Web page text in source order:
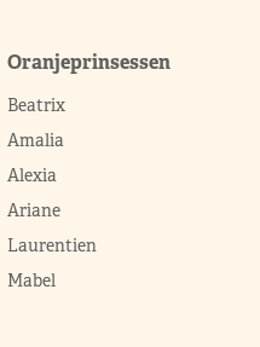
Oranjeprinsessen
Beatrix
Amalia
Alexia
Ariane
Laurentien
Mabel